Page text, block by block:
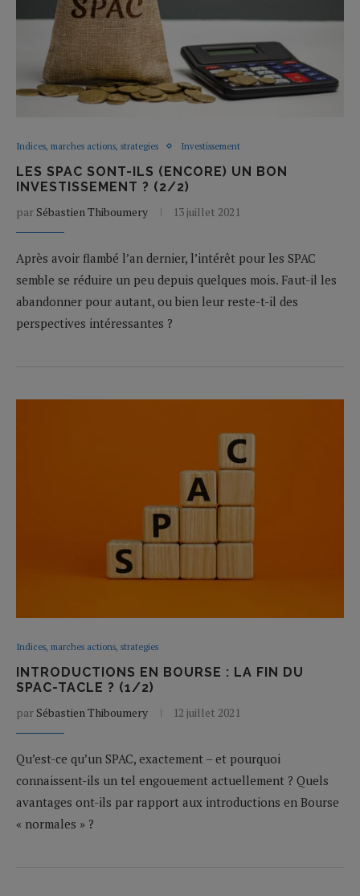
Indices, marches actions, strategies Investissement
LES SPAC SONT-ILS (ENCORE) UN BON
INVESTISSEMENT ? (2/2)
par Sébastien Thiboumery 13 juillet 2021
Après avoir flambé l’an dernier, l’intérêt pour les SPAC
semble se réduire un peu depuis quelques mois. Faut-il les
abandonner pour autant, ou bien leur reste-t-il des
perspectives intéressantes ?
Indices, marches actions, strategies
INTRODUCTIONS EN BOURSE : LA FIN DU
SPAC-TACLE ? (1/2)
par Sébastien Thiboumery 12 juillet 2021
Qu’est-ce qu’un SPAC, exactement – et pourquoi
connaissent-ils un tel engouement actuellement ? Quels
avantages ont-ils par rapport aux introductions en Bourse
« normales » ?